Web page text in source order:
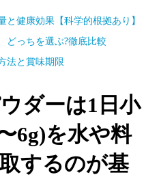
健康効果【科学的根拠あり】
どっちを選ぶ?徹底比較
法と賞味期限
ダーは1日小
6g)を水や料
するのが基